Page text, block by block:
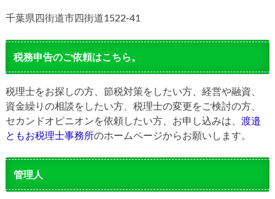
千葉県四街道市四街道1522-41
税務申告のご依頼はこちら。
税理士をお探しの方、節税対策をしたい方、経営や融資、
資金繰りの相談をしたい方、税理士の変更をご検討の方、
セカンドオピニオンを依頼したい方、お申し込みは、 渡邉
ともお税理士事務所のホームページからお願いします。
管理人